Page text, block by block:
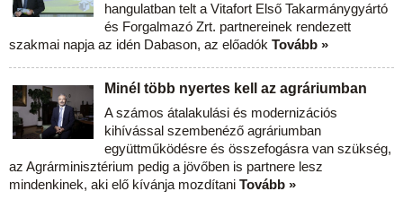
hangulatban telt a Vitafort Első Takarmánygyártó
és Forgalmazó Zrt. partnereinek rendezett
szakmai napja az idén Dabason, az előadók Tovább »
Minél több nyertes kell az agráriumban
A számos átalakulási és modernizációs
kihívással szembenéző agráriumban
együttműködésre és összefogásra van szükség,
az Agrárminisztérium pedig a jövőben is partnere lesz
mindenkinek, aki elő kívánja mozdítani Tovább »